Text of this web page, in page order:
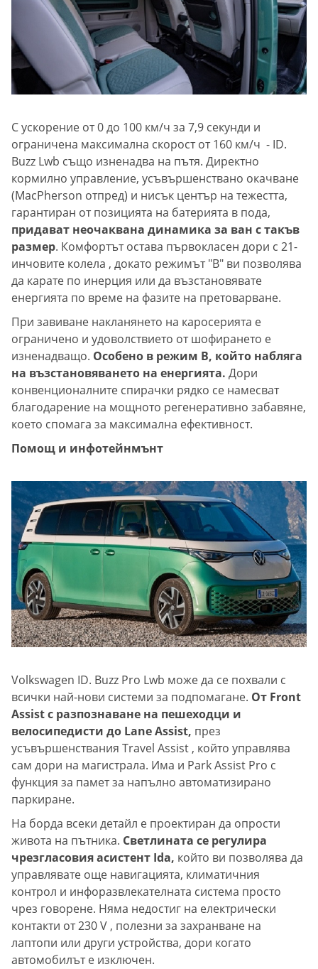
С ускорение от 0 до 100 км/ч за 7,9 секунди и
ограничена максимална скорост от 160 км/ч - ID.
Buzz Lwb също изненадва на пътя. Директно
кормилно управление, усъвършенствано окачване
(MacPherson отпред) и нисък център на тежестта,
гарантиран от позицията на батерията в пода,
придават неочаквана динамика за ван с такъв
размер. Комфортът остава първокласен дори с 21-
инчовите колела , докато режимът "B" ви позволява
да карате по инерция или да възстановявате
енергията по време на фазите на претоварване.
При завиване накланянето на каросерията е
ограничено и удоволствието от шофирането е
изненадващо. Особено в режим B, който набляга
на възстановяването на енергията. Дори
конвенционалните спирачки рядко се намесват
благодарение на мощното регенеративно забавяне,
което спомага за максимална ефективност.
Помощ и инфотейнмънт
Volkswagen ID. Buzz Pro Lwb може да се похвали с
всички най-нови системи за подпомагане. От Front
Assist с разпознаване на пешеходци и
велосипедисти до Lane Assist, през
усъвършенствания Travel Assist , който управлява
сам дори на магистрала. Има и Park Assist Pro с
функция за памет за напълно автоматизирано
паркиране.
На борда всеки детайл е проектиран да опрости
живота на пътника. Светлината се регулира
чрезгласовия асистент Ida, който ви позволява да
управлявате още навигацията, климатичния
контрол и инфоразвлекателната система просто
чрез говорене. Няма недостиг на електрически
контакти от 230 V , полезни за захранване на
лаптопи или други устройства, дори когато
автомобилът е изключен.